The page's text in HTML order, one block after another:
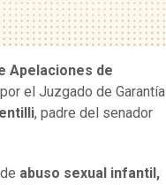
Apelaciones de
el Juzgado de Garantía
, padre del senador
abuso sexual infantil,